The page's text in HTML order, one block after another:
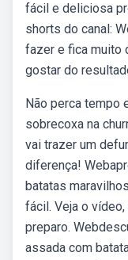
fácil e deliciosa
shorts do canal:
fazer e fica muito
gostar do
Não perca tempo
sobrecoxa na
vai trazer um
diferença!
batatas
fácil. Veja o
preparo.
assada com